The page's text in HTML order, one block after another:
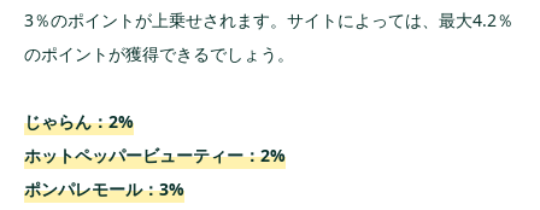
3％のポイントが上乗せされます。サイトによっては、最大4.2％
のポイントが獲得できるでしょう。
じゃらん：2%
ホットペッパービューティー：2%
ポンパレモール：3%